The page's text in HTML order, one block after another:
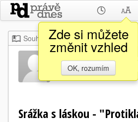
Zde si můžete
změnit vzhled
OK, rozumím
Souhrn Moje Z domova
Charlotte
Srážka s láskou -